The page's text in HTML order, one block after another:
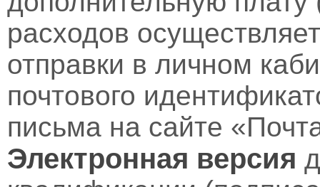
расходов
отправки в личном
почтового
письма на сайте
Электронная версия